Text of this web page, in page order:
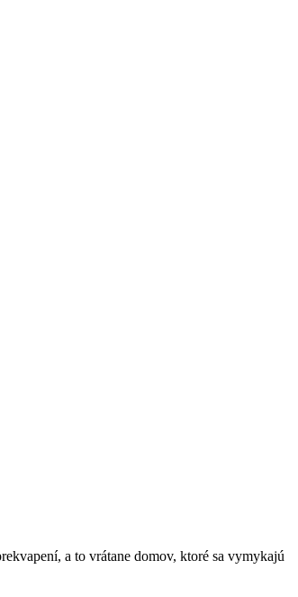
a to vrátane domov, ktoré sa vymykajú